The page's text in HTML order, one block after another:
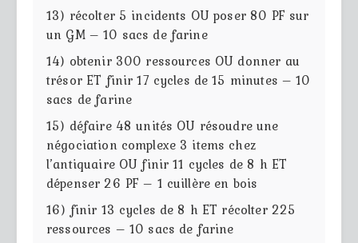
13) récolter 5 incidents OU poser 80 PF sur
un GM – 10 sacs de farine
14) obtenir 300 ressources OU donner au
trésor ET finir 17 cycles de 15 minutes – 10
sacs de farine
15) défaire 48 unités OU résoudre une
négociation complexe 3 items chez
l’antiquaire OU finir 11 cycles de 8 h ET
dépenser 26 PF – 1 cuillère en bois
16) finir 13 cycles de 8 h ET récolter 225
ressources – 10 sacs de farine